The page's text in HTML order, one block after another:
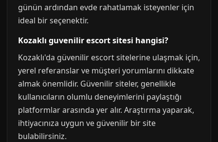
günün ardından evde rahatlamak isteyenler için
ideal bir seçenektir.
Kozaklı guvenilir escort sitesi hangisi?
Kozaklı'da güvenilir escort sitelerine ulaşmak için,
yerel referanslar ve müşteri yorumlarını dikkate
almak önemlidir. Güvenilir siteler, genellikle
kullanıcıların olumlu deneyimlerini paylaştığı
platformlar arasında yer alır. Araştırma yaparak,
ihtiyacınıza uygun ve güvenilir bir site
bulabilirsiniz.